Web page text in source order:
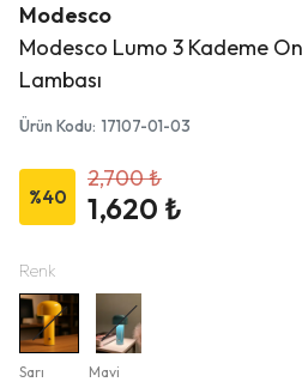
Modesco
Modesco Lumo 3 Kademe
Lambası
Ürün Kodu: 17107-01-03
%40
2,700 ₺
1,620 ₺
Renk
Sarı Mavi